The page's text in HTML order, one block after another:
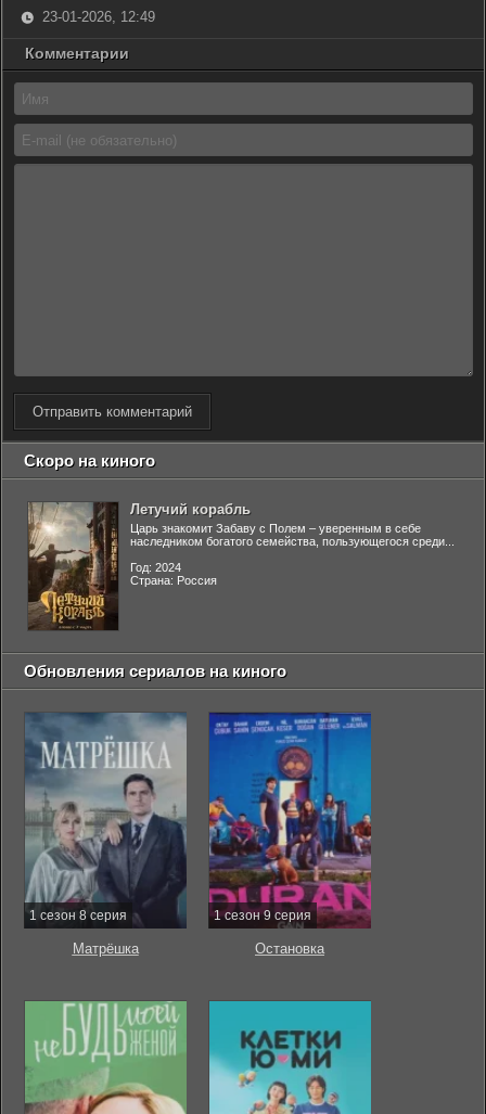
23-01-2026, 12:49
Комментарии
Отправить комментарий
Скоро на киного
Летучий корабль
Царь знакомит Забаву с Полем – уверенным в себе
наследником богатого семейства, пользующегося среди...
Год: 2024
Страна: Россия
Обновления сериалов на киного
1 сезон 8 серия
Матрёшка
1 сезон 9 серия
Остановка